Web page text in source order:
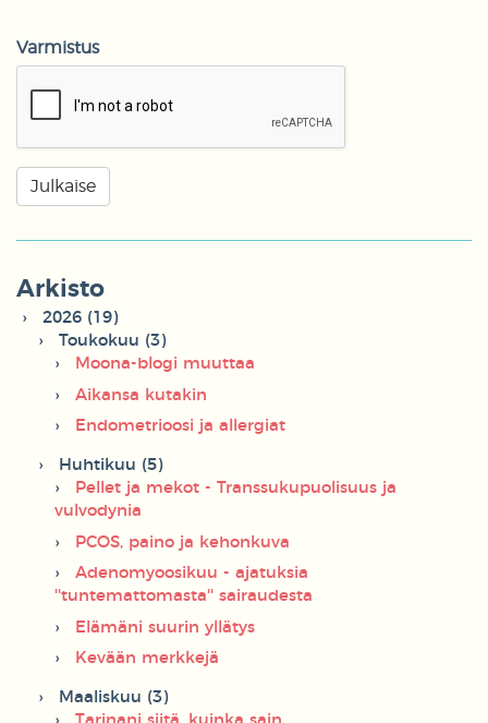
Varmistus
Arkisto
2026 (19)
Toukokuu (3)
Moona-blogi muuttaa
Aikansa kutakin
Endometrioosi ja allergiat
Huhtikuu (5)
Pellet ja mekot - Transsukupuolisuus ja
vulvodynia
PCOS, paino ja kehonkuva
Adenomyoosikuu - ajatuksia
''tuntemattomasta'' sairaudesta
Elämäni suurin yllätys
Kevään merkkejä
Maaliskuu (3)